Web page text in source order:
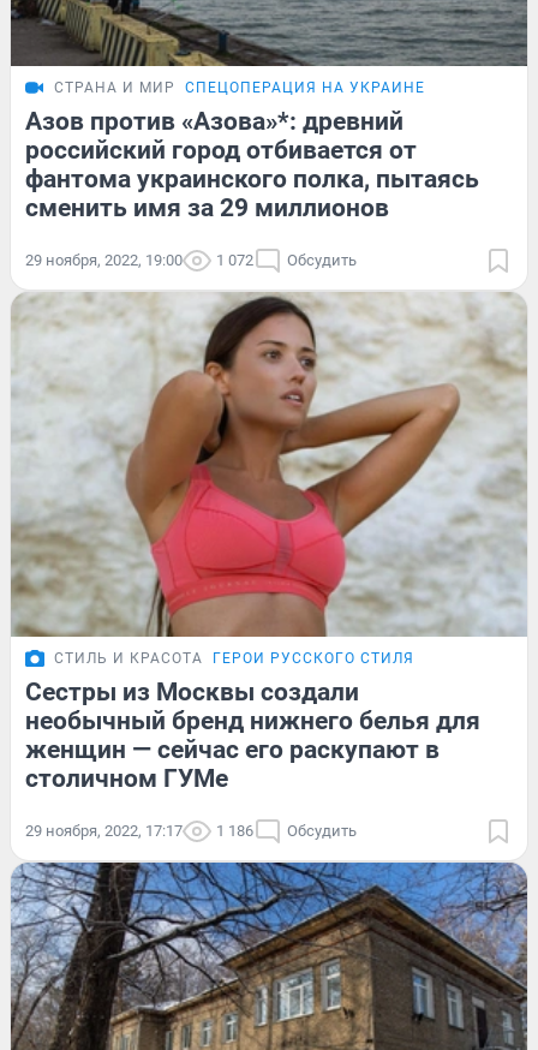
СТРАНА И МИР СПЕЦОПЕРАЦИЯ НА УКРАИНЕ
Азов против «Азова»*: древний
российский город отбивается от
фантома украинского полка, пытаясь
сменить имя за 29 миллионов
29 ноября, 2022, 19:00 1 072 Обсудить
СТИЛЬ И КРАСОТА ГЕРОИ РУССКОГО СТИЛЯ
Сестры из Москвы создали
необычный бренд нижнего белья для
женщин — сейчас его раскупают в
столичном ГУМе
29 ноября, 2022, 17:17 1 186 Обсудить